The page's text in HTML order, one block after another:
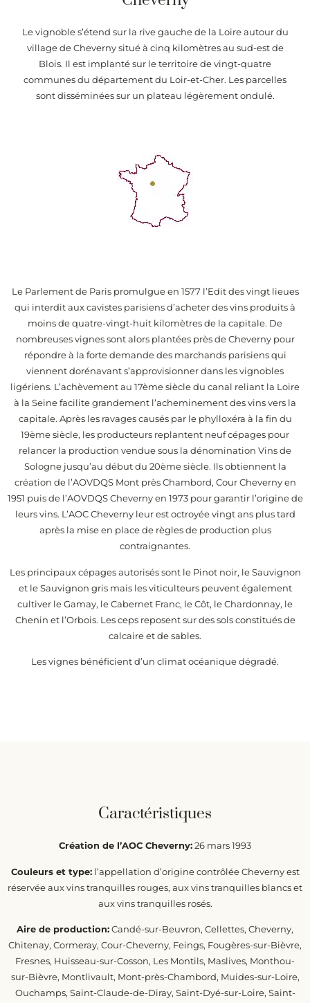
Le vignoble s’étend sur la rive gauche de la Loire autour du
village de Cheverny situé à cinq kilomètres au sud-est de
Blois. Il est implanté sur le territoire de vingt-quatre
communes du département du Loir-et-Cher. Les parcelles
sont disséminées sur un plateau légèrement ondulé.
Le Parlement de Paris promulgue en 1577 l’Edit des vingt lieues
qui interdit aux cavistes parisiens d’acheter des vins produits à
moins de quatre-vingt-huit kilomètres de la capitale. De
nombreuses vignes sont alors plantées près de Cheverny pour
répondre à la forte demande des marchands parisiens qui
viennent dorénavant s’approvisionner dans les vignobles
ligériens. L’achèvement au 17ème siècle du canal reliant la Loire
à la Seine facilite grandement l’acheminement des vins vers la
capitale. Après les ravages causés par le phylloxéra à la fin du
19ème siècle, les producteurs replantent neuf cépages pour
relancer la production vendue sous la dénomination Vins de
Sologne jusqu’au début du 20ème siècle. Ils obtiennent la
création de l’AOVDQS Mont près Chambord, Cour Cheverny en
1951 puis de l’AOVDQS Cheverny en 1973 pour garantir l’origine de
leurs vins. L’AOC Cheverny leur est octroyée vingt ans plus tard
après la mise en place de règles de production plus
contraignantes.
Les principaux cépages autorisés sont le Pinot noir, le Sauvignon
et le Sauvignon gris mais les viticulteurs peuvent également
cultiver le Gamay, le Cabernet Franc, le Côt, le Chardonnay, le
Chenin et l’Orbois. Les ceps reposent sur des sols constitués de
calcaire et de sables.
Les vignes bénéficient d’un climat océanique dégradé.
Caractéristiques
Création de l’AOC Cheverny:26 mars 1993
Couleurs et type:l’appellation d’origine contrôlée Cheverny est
réservée aux vins tranquilles rouges, aux vins tranquilles blancs et
aux vins tranquilles rosés.
Aire de production:Candé-sur-Beuvron, Cellettes, Cheverny,
Chitenay, Cormeray, Cour-Cheverny, Feings, Fougères-sur-Bièvre,
Fresnes, Huisseau-sur-Cosson, Les Montils, Maslives, Monthou-
sur-Bièvre, Montlivault, Mont-près-Chambord, Muides-sur-Loire,
Ouchamps, Saint-Claude-de-Diray, Saint-Dyé-sur-Loire, Saint-